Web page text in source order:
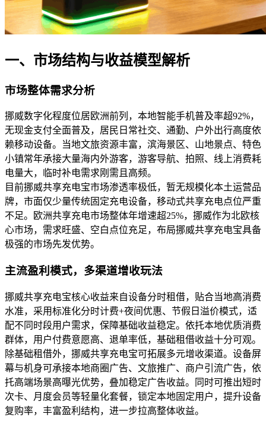
一、市场结构与收益模型解析
市场整体需求分析
挪威数字化程度位居欧洲前列，本地智能手机普及率超92%，
无现金支付全面普及，居民日常社交、通勤、户外出行高度依
赖移动设备。当地文旅资源丰富，滨海景区、山地景点、特色
小镇常年承接大量海内外游客，游客导航、拍照、线上消费耗
电量大，临时补电需求刚需且高频。
目前挪威共享充电宝市场渗透率极低，暂无规模化本土运营品
牌，市面仅少量传统固定充电设备，移动式共享充电点位严重
不足。欧洲共享充电市场整体年增速超25%，挪威作为北欧核
心市场，需求旺盛、空白点位充足，布局挪威共享充电宝具备
极强的市场先发优势。
主流盈利模式，多渠道增收玩法
挪威共享充电宝核心收益来自设备分时租借，贴合当地高消费
水准，采用标准化分时计费+夜间优惠、节假日溢价模式，适
配不同时段用户需求，保障基础收益稳定。依托本地优质消费
群体，用户付费意愿高、退单率低，基础租借收益十分可观。
除基础租借外，挪威共享充电宝可拓展多元增收渠道。设备屏
幕与机身可承接本地商圈广告、文旅推广、商户引流广告，依
托高端场景高曝光优势，叠加稳定广告收益。同时可推出短时
次卡、月度会员等轻量化套餐，锁定本地固定用户，提升设备
复购率，丰富盈利结构，进一步拉高整体收益。